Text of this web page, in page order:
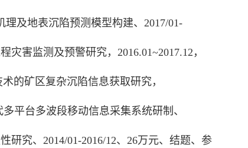
及地表沉陷预测模型构建、 2017/01-
灾害监测及预警研究， 2016.01~2017.12 ，
的矿区复杂沉陷信息获取研究，
平台多波段移动信息采集系统研制、
研究、 2014/01-2016/12、 26万元、结题、参